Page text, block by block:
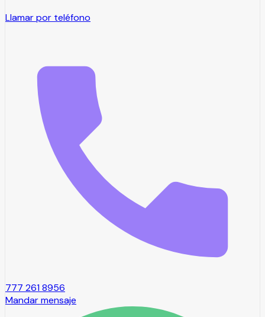
Llamar por teléfono
777 261 8956
Mandar mensaje